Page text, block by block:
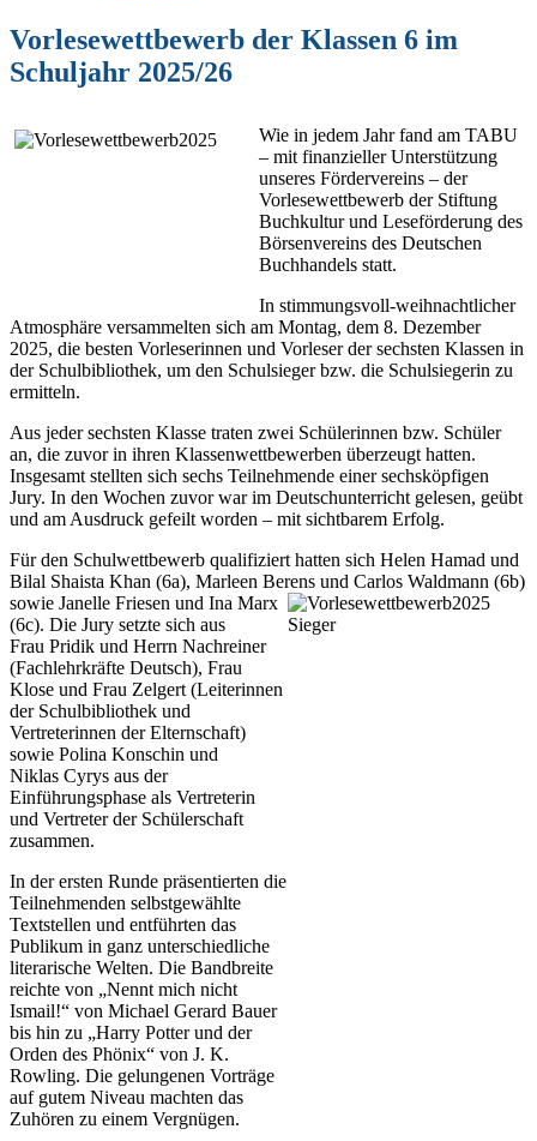
Vorlesewettbewerb der Klassen 6 im
Schuljahr 2025/26
Wie in jedem Jahr fand am TABU
– mit finanzieller Unterstützung
unseres Fördervereins – der
Vorlesewettbewerb der Stiftung
Buchkultur und Leseförderung des
Börsenvereins des Deutschen
Buchhandels statt.
In stimmungsvoll-weihnachtlicher
Atmosphäre versammelten sich am Montag, dem 8. Dezember
2025, die besten Vorleserinnen und Vorleser der sechsten Klassen in
der Schulbibliothek, um den Schulsieger bzw. die Schulsiegerin zu
ermitteln.
Aus jeder sechsten Klasse traten zwei Schülerinnen bzw. Schüler
an, die zuvor in ihren Klassenwettbewerben überzeugt hatten.
Insgesamt stellten sich sechs Teilnehmende einer sechsköpfigen
Jury. In den Wochen zuvor war im Deutschunterricht gelesen, geübt
und am Ausdruck gefeilt worden – mit sichtbarem Erfolg.
Für den Schulwettbewerb qualifiziert hatten sich Helen Hamad und
Bilal Shaista Khan (6a), Marleen Berens und Carlos Waldmann (6b)
sowie Janelle Friesen und Ina Marx
(6c). Die Jury setzte sich aus
Frau Pridik und Herrn Nachreiner
(Fachlehrkräfte Deutsch), Frau
Klose und Frau Zelgert (Leiterinnen
der Schulbibliothek und
Vertreterinnen der Elternschaft)
sowie Polina Konschin und
Niklas Cyrys aus der
Einführungsphase als Vertreterin
und Vertreter der Schülerschaft
zusammen.
In der ersten Runde präsentierten die
Teilnehmenden selbstgewählte
Textstellen und entführten das
Publikum in ganz unterschiedliche
literarische Welten. Die Bandbreite
reichte von „Nennt mich nicht
Ismail!“ von Michael Gerard Bauer
bis hin zu „Harry Potter und der
Orden des Phönix“ von J. K.
Rowling. Die gelungenen Vorträge
auf gutem Niveau machten das
Zuhören zu einem Vergnügen.